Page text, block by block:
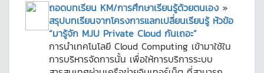
ถอดบทเรียน KM/การศึกษาเรียนรู้ด้วยตนเอง »
สรุปบทเรียนจากโครงการแลกเปลี่ยนเรียนรู้ หัวข้อ
“มารู้จัก MJU Private Cloud กันเถอะ”
การนำเทคโนโลยี Cloud Computing เข้ามาใช้ใน
การบริหารจัดการนั้น เพื่อให้การบริการระบบ